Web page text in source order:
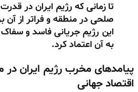
تا زمانی که رژیم ایران در
صلحی در منطقه و فراتر از آن
این رژیم جریانی فاسد و
به آن اعتماد کرد.
پیامدهای مخرب رژیم ایران در
اقتصاد جهانی